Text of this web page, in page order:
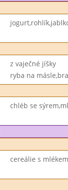
z vaječné jíšky
ryba na
chléb se
cereálie s